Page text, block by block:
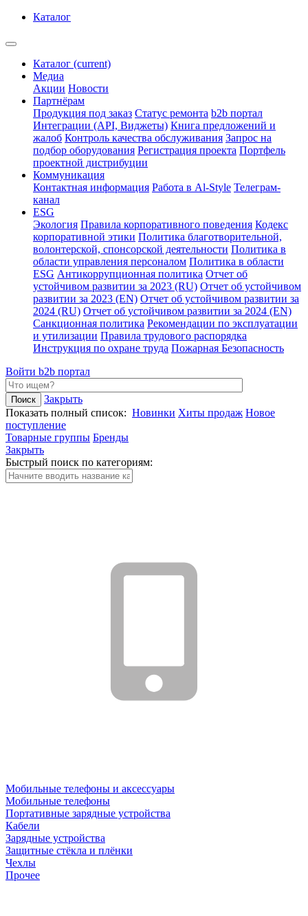
Каталог
Каталог (current)
Медиа
Акции Новости
Партнёрам
Продукция под заказ Статус ремонта b2b портал
Интеграции (API, Виджеты) Книга предложений и
жалоб Контроль качества обслуживания Запрос на
подбор оборудования Регистрация проекта Портфель
проектной дистрибуции
Коммуникация
Контактная информация Работа в Al-Style Телеграм-
канал
ESG
Экология Правила корпоративного поведения Кодекс
корпоративной этики Политика благотворительной,
волонтерской, спонсорской деятельности Политика в
области управления персоналом Политика в области
ESG Антикоррупционная политика Отчет об
устойчивом развитии за 2023 (RU) Отчет об устойчивом
развитии за 2023 (EN) Отчет об устойчивом развитии за
2024 (RU) Отчет об устойчивом развитии за 2024 (EN)
Санкционная политика Рекомендации по эксплуатации
и утилизации Правила трудового распорядка
Инструкция по охране труда Пожарная Безопасность
Войти b2b портал
Закрыть
Показать полный список: Новинки Хиты продаж Новое
поступление
Товарные группы Бренды
Закрыть
Быстрый поиск по категориям:
Мобильные телефоны и аксессуары
Мобильные телефоны
Портативные зарядные устройства
Кабели
Зарядные устройства
Защитные стёкла и плёнки
Чехлы
Прочее